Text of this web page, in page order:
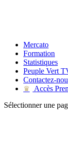
Mercato
Formation
Statistiques
Peuple Vert
Contactez-
♛
Accès
Sélectionner une